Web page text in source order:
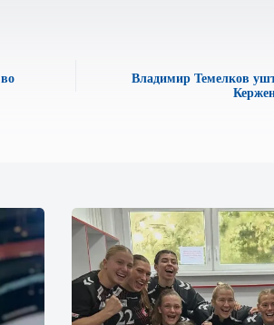
Владимир Темелков